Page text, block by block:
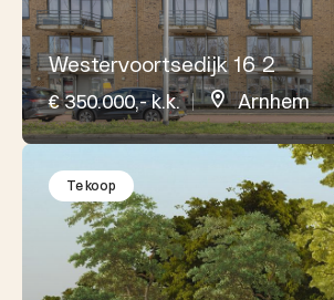
Westervoortsedijk 16 2
€ 350.000,- k.k. Arnhem
Te koop